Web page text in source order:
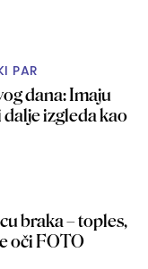
PAR
dana: Imaju
dalje izgleda kao
braka – toples,
oči FOTO